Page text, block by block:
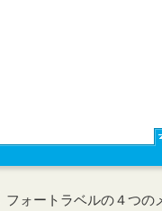
フォートラベルの４つの